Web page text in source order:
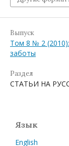
Выпуск
Том 8 № 2
заботы
Раздел
СТАТЬИ НА
Язык
English